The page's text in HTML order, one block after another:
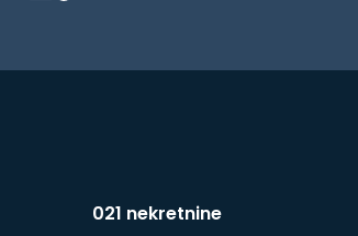
021 nekretnine